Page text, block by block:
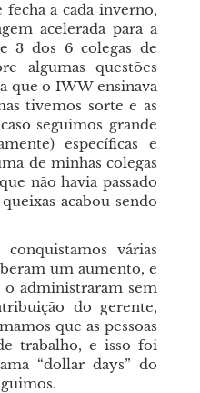
a cada inverno,
acelerada para a
3 dos 6 colegas de
algumas questões
que o IWW ensinava
tivemos sorte e as
seguimos grande
específicas e
de minhas colegas
não havia passado
acabou sendo
várias
um aumento, e
administraram sem
do gerente,
que as pessoas
trabalho, e isso foi
“dollar days” do